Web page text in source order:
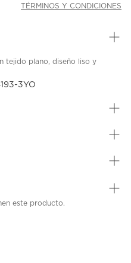
TÉRMINOS Y CONDICIONES
tejido plano, diseño liso y
3YO
este producto.